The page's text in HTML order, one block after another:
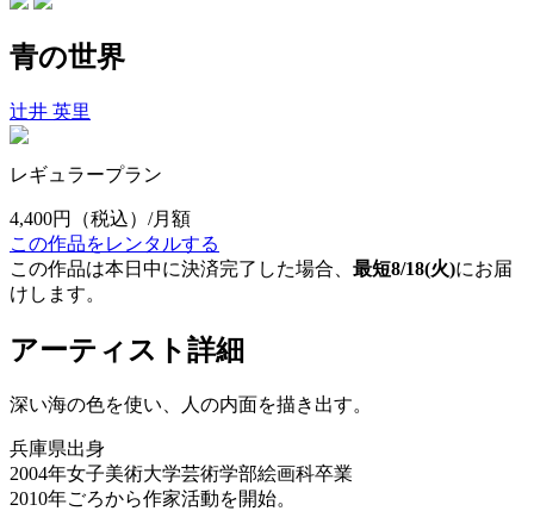
青の世界
辻井 英里
レギュラープラン
4,400円
（税込）/月額
この作品をレンタルする
この作品は本日中に決済完了した場合、 最短8/18(火)にお届
けします。
アーティスト詳細
深い海の色を使い、人の内面を描き出す。
兵庫県出身
2004年女子美術大学芸術学部絵画科卒業
2010年ごろから作家活動を開始。